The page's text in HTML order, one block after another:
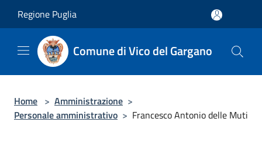
Regione Puglia
Comune di Vico del Gargano
Home > Amministrazione >
Personale amministrativo > Francesco Antonio delle Muti